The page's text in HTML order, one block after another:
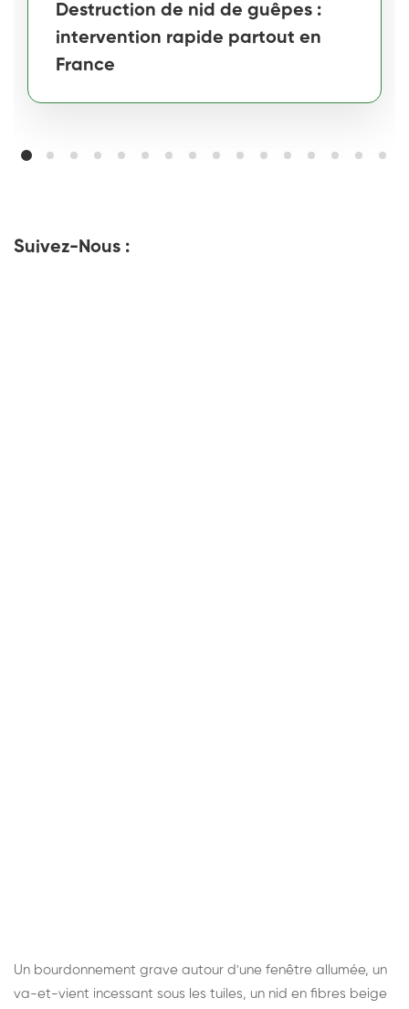
Destruction de nid de guêpes :
intervention rapide partout en
France
Suivez-Nous :
Un bourdonnement grave autour d'une fenêtre allumée, un
va-et-vient incessant sous les tuiles, un nid en fibres beige